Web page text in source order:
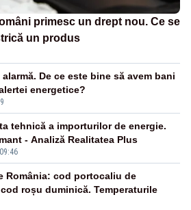
primesc un drept nou. Ce se
un produs
De ce este bine să avem bani
energetice?
tehnică a importurilor de energie.
- Analiză Realitatea Plus
România: cod portocaliu de
roșu duminică. Temperaturile